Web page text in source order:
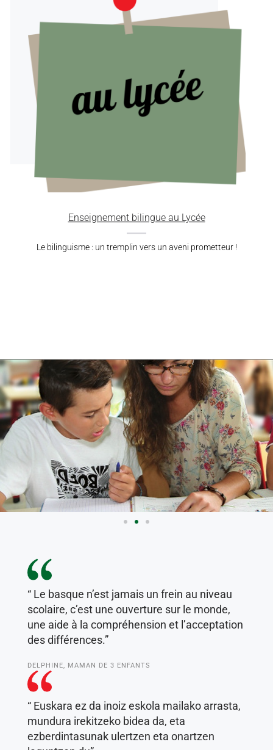
Enseignement bilingue au Lycée
Le bilinguisme : un tremplin vers un aveni prometteur !
“ Le basque n’est jamais un frein au niveau
scolaire, c’est une ouverture sur le monde,
une aide à la compréhension et l’acceptation
des différences.”
DELPHINE, MAMAN DE 3 ENFANTS
“ Euskara ez da inoiz eskola mailako arrasta,
mundura irekitzeko bidea da, eta
ezberdintasunak ulertzen eta onartzen